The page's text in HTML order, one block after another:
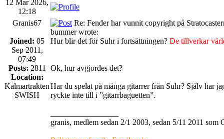
12 Mar 2026,
12:18
Granis67
Joined: 05
Sep 2011,
07:49
Posts: 2811
Location:
Kalmartrakten
SWISH
Re: Fender har vunnit copyright på
bummer wrote:
Hur blir det för Suhr i fortsättningen? De tillverkar
Ok, hur avgjordes det?
Har du spelat på många gitarrer från Suhr? Själv har
ryckte inte till i ”gitarrbaguetten”.
granis, medlem sedan 2/1 2003, sedan 5/11 2011 som